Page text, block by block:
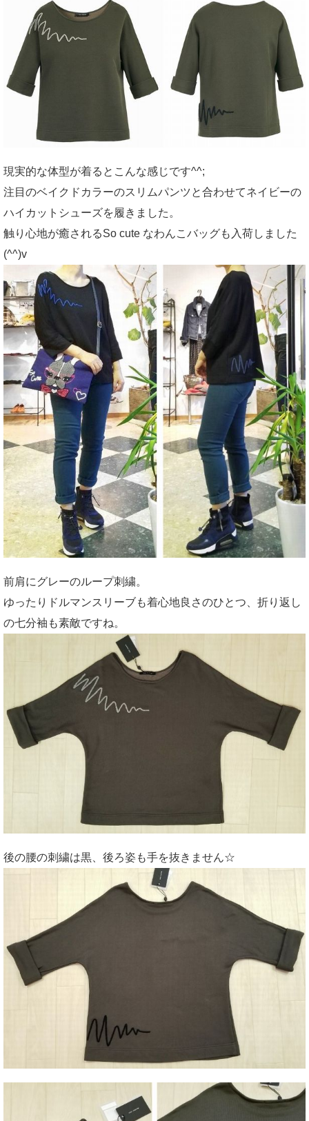
現実的な体型が着るとこんな感じです^^;
注目のベイクドカラーのスリムパンツと合わせてネイビーの
ハイカットシューズを履きました。
触り心地が癒されるSo cute なわんこバッグも入荷しました
(^^)v
前肩にグレーのループ刺繍。
ゆったりドルマンスリーブも着心地良さのひとつ、折り返し
の七分袖も素敵ですね。
後の腰の刺繍は黒、後ろ姿も手を抜きません☆